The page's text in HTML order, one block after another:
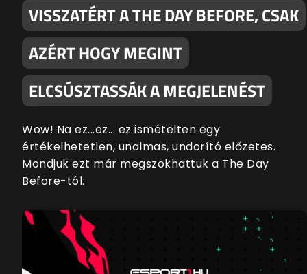
VISSZATÉRT A THE DAY BEFORE, CSAK
AZÉRT HOGY MEGINT
ELCSÚSZTASSÁK A MEGJELENÉST
Wow! Na ez...ez... ez ismételten egy
értékelhetetlen, unalmas, undorító előzetes.
Mondjuk ezt már megszokhattuk a The Day
Before-tól.